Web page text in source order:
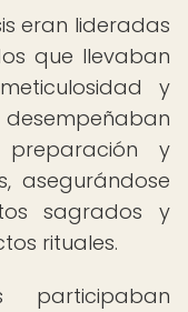
eran lideradas
que llevaban
y
y
asegurándose
sagrados y
rituales.
participaban